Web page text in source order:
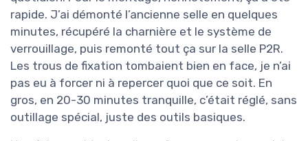
rapide. J’ai démonté l’ancienne selle en quelques
minutes, récupéré la charnière et le système de
verrouillage, puis remonté tout ça sur la selle P2R.
Les trous de fixation tombaient bien en face, je n’ai
pas eu à forcer ni à repercer quoi que ce soit. En
gros, en 20-30 minutes tranquille, c’était réglé, sans
outillage spécial, juste des outils basiques.